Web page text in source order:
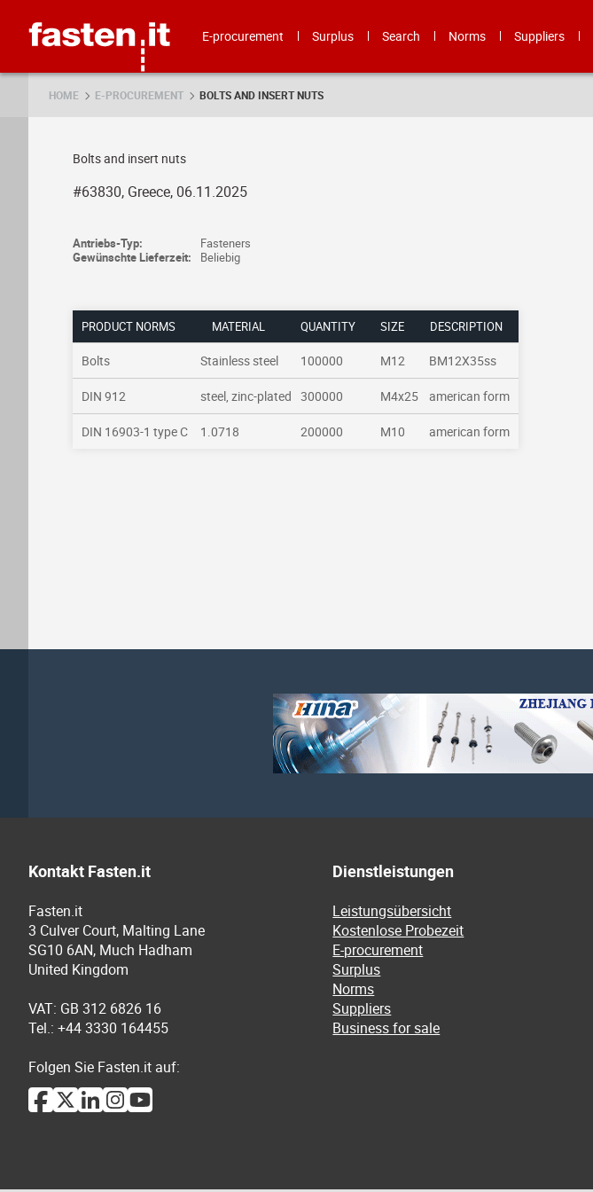
E-procurement Surplus Search Norms Suppliers
HOME E-PROCUREMENT BOLTS AND INSERT NUTS
Bolts and insert nuts
#63830, Greece, 06.11.2025
Antriebs-Typ:
Fasteners
Gewünschte Lieferzeit:
Beliebig
PRODUCT NORMS MATERIAL QUANTITY SIZE DESCRIPTION
Bolts Stainless steel 100000 M12 BM12X35ss
DIN 912 steel, zinc-plated 300000 M4x25 american form
DIN 16903-1 type C 1.0718 200000 M10 american form
Kontakt Fasten.it
Fasten.it
3 Culver Court, Malting Lane
SG10 6AN, Much Hadham
United Kingdom
VAT: GB 312 6826 16
Tel.: +44 3330 164455
Folgen Sie Fasten.it auf:
Dienstleistungen
Leistungsübersicht
Kostenlose Probezeit
E-procurement
Surplus
Norms
Suppliers
Business for sale